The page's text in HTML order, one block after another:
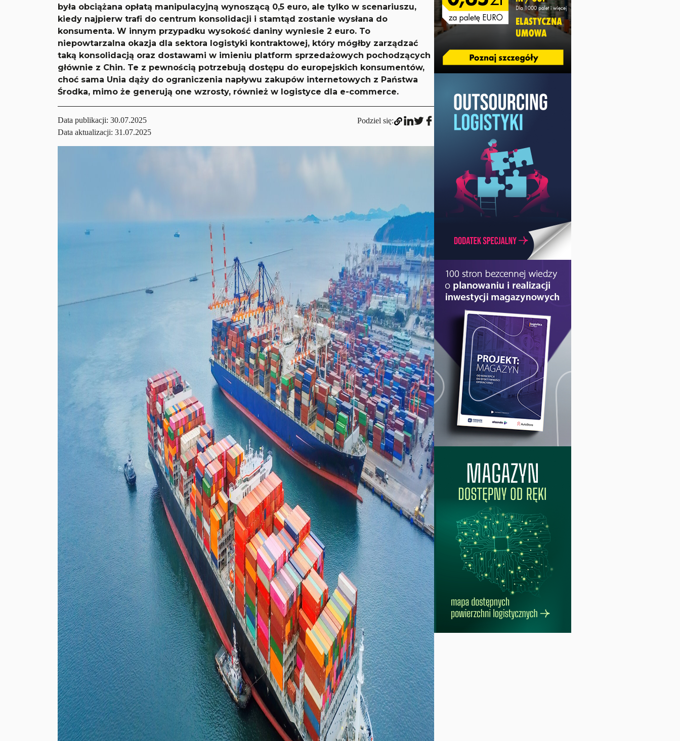
była obciążana opłatą manipulacyjną wynoszącą 0,5 euro, ale tylko w scenariuszu,
kiedy najpierw trafi do centrum konsolidacji i stamtąd zostanie wysłana do
konsumenta. W innym przypadku wysokość daniny wyniesie 2 euro. To
niepowtarzalna okazja dla sektora logistyki kontraktowej, który mógłby zarządzać
taką konsolidacją oraz dostawami w imieniu platform sprzedażowych pochodzących
głównie z Chin. Te z pewnością potrzebują dostępu do europejskich konsumentów,
choć sama Unia dąży do ograniczenia napływu zakupów internetowych z Państwa
Środka, mimo że generują one wzrosty, również w logistyce dla e-commerce.
Data publikacji:30.07.2025
Data aktualizacji: 31.07.2025
Podziel się: